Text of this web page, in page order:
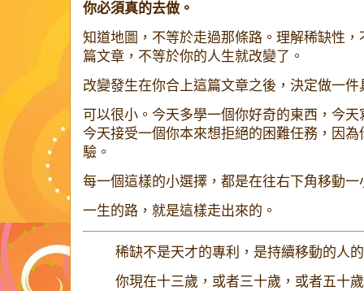
你必須真的去做。
知道地圖，不等於走過那條路。理解稀缺性
篇文章，不等於你的人生就改變了。
改變發生在你合上這篇文章之後，決定做一
可以很小。今天多學一個你好奇的東西，今
今天接受一個你本來想拒絕的困難任務，因
驗。
每一個這樣的小選擇，都是在往右下角移動一
一生的路，就是這樣走出來的。
稀缺不是天才的專利，是持續移動的人
你現在十三歲，或者三十歲，或者五十